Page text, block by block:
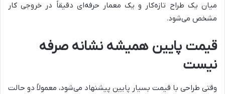
میان یک طراح تازه‌کار و یک معمار حرفه‌ای دقیقاً در خروجی کار
مشخص می‌شود.
قیمت پایین همیشه نشانه صرفه
نیست
وقتی طراحی با قیمت بسیار پایین پیشنهاد می‌شود، معمولاً دو حالت